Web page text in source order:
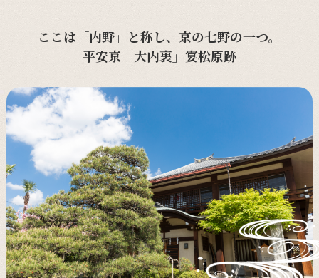
ここは「内野」と称し、京の七野の一つ。
平安京「大内裏」宴松原跡